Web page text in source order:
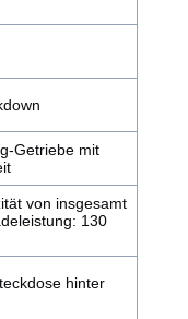
Getriebe mit
von insgesamt
130
hinter